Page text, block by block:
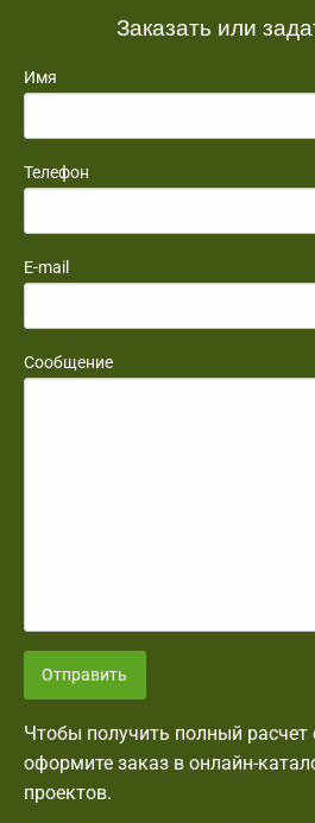
Заказать или
Имя
Телефон
E-mail
Сообщение
Отправить
Чтобы получить полный
оформите заказ в онлайн-
проектов.